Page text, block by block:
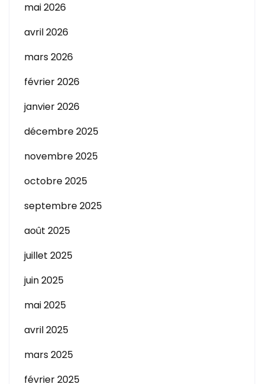
mai 2026
avril 2026
mars 2026
février 2026
janvier 2026
décembre 2025
novembre 2025
octobre 2025
septembre 2025
août 2025
juillet 2025
juin 2025
mai 2025
avril 2025
mars 2025
février 2025